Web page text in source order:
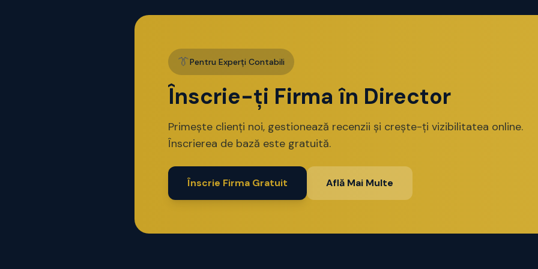
👔Pentru Experți Contabili
Înscrie-ți Firma în Director
Primește clienți noi, gestionează recenzii și crește-ți vizibilitatea online.
Înscrierea de bază este gratuită.
Înscrie Firma Gratuit Află Mai Multe